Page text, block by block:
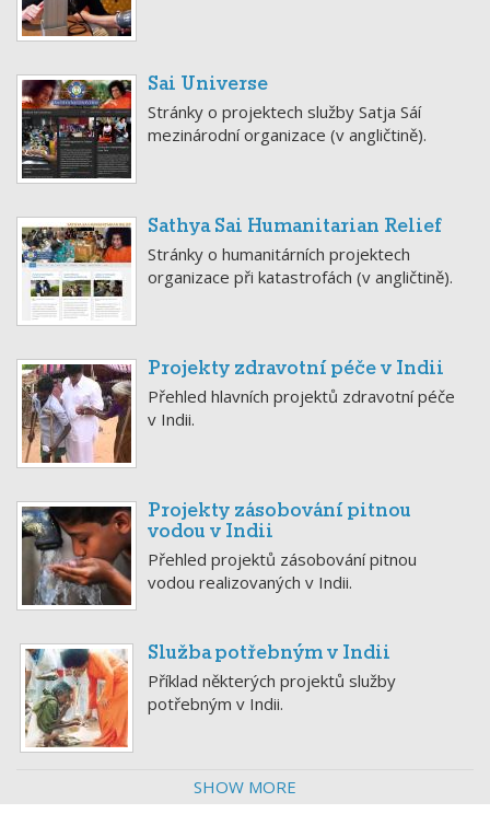
Sai Universe
Stránky o projektech služby Satja Sáí
mezinárodní organizace (v angličtině).
Sathya Sai Humanitarian Relief
Stránky o humanitárních projektech
organizace při katastrofách (v angličtině).
Projekty zdravotní péče v Indii
Přehled hlavních projektů zdravotní péče
v Indii.
Projekty zásobování pitnou
vodou v Indii
Přehled projektů zásobování pitnou
vodou realizovaných v Indii.
Služba potřebným v Indii
Příklad některých projektů služby
potřebným v Indii.
SHOW MORE